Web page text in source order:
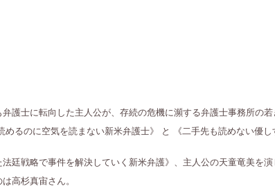
護士に転向した主人公が、存続の危機に瀕する弁護士事務所の若
るのに空気を読まない新米弁護士》 と 《二手先も読めない優
廷戦略で事件を解決していく新米弁護》、主人公の天童竜美を演
高杉真宙さん。